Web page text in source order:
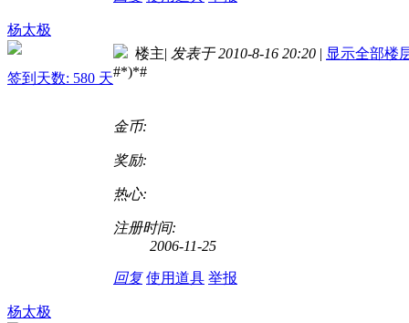
杨太极
签到天数: 580 天
楼主| 发表于 2010-8-16 20:20 | 显示全部楼
#*)*#
金币:
奖励:
热心:
注册时间:
2006-11-25
回复 使用道具 举报
杨太极